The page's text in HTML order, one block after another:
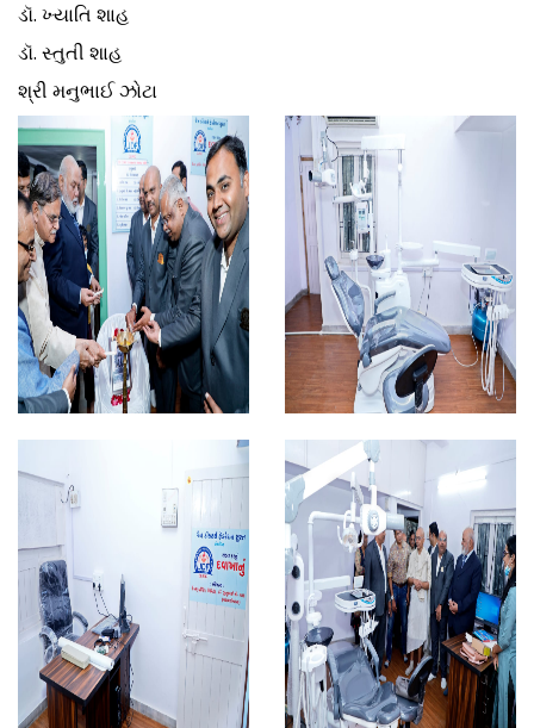
ડૉ. ખ્યાતિ શાહ
ડૉ. સ્તુતી શાહ
શ્રી મનુભાઈ ઝોટા